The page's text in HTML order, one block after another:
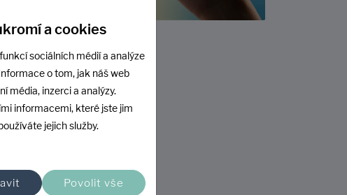
a cookies
sociálních médií a analýze
o tom, jak náš web
média, inzerci a analýzy.
informacemi, které jste jim
jejich služby.
Povolit vše